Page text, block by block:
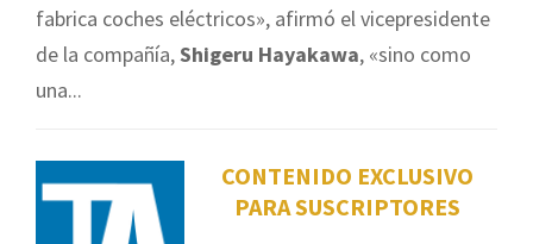
fabrica coches eléctricos», afirmó el vicepresidente
de la compañía,Shigeru Hayakawa, «sino como
una...
CONTENIDO EXCLUSIVO
PARA SUSCRIPTORES